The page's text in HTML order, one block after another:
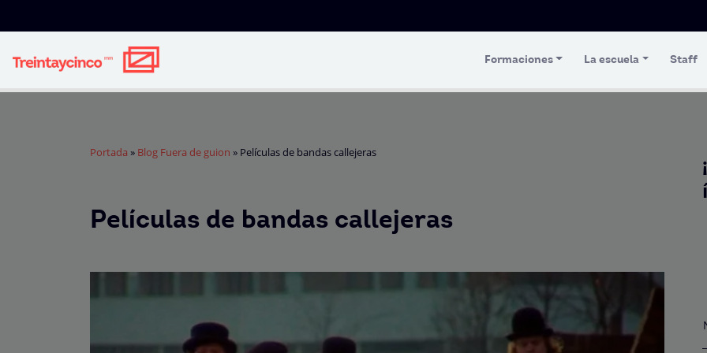
Formaciones La escuela Staff
Portada » Blog Fuera de guion » Películas de bandas callejeras
Películas de bandas callejeras